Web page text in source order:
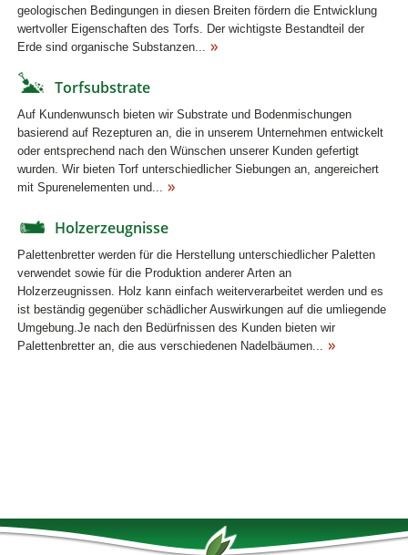
geologischen Bedingungen in diesen Breiten fördern die Entwicklung
wertvoller Eigenschaften des Torfs. Der wichtigste Bestandteil der
Erde sind organische Substanzen...
Torfsubstrate
Auf Kundenwunsch bieten wir Substrate und Bodenmischungen
basierend auf Rezepturen an, die in unserem Unternehmen entwickelt
oder entsprechend nach den Wünschen unserer Kunden gefertigt
wurden. Wir bieten Torf unterschiedlicher Siebungen an, angereichert
mit Spurenelementen und...
Holzerzeugnisse
Palettenbretter werden für die Herstellung unterschiedlicher Paletten
verwendet sowie für die Produktion anderer Arten an
Holzerzeugnissen. Holz kann einfach weiterverarbeitet werden und es
ist beständig gegenüber schädlicher Auswirkungen auf die umliegende
Umgebung.Je nach den Bedürfnissen des Kunden bieten wir
Palettenbretter an, die aus verschiedenen Nadelbäumen...